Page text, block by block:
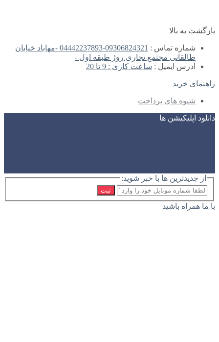
بازگشت به بالا
شماره تماس :
09306824321-04442237893 -مهاباد خیابان
طالقانی مجتمع تجاری روژ طبقه اول -
آدرس ایمیل : ساعت کاری : 9 تا 20
راهنمای خرید
شیوه های پرداخت
دانلود اپلیکیشن ها
از جدیدترین ها با خبر شوید:
ثبت
با ما همراه باشید